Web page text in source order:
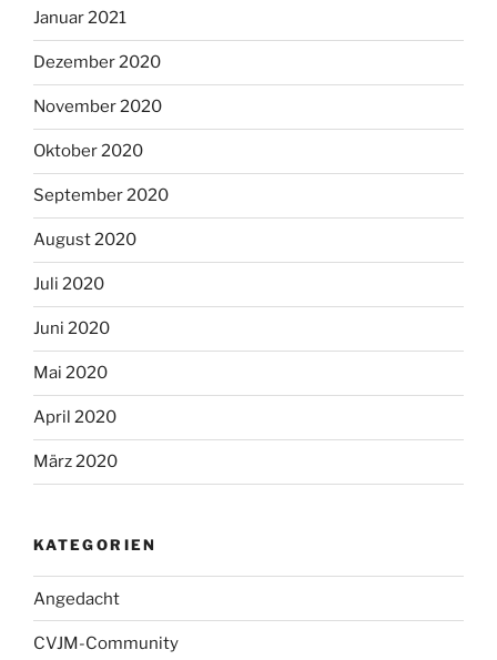
Januar 2021
Dezember 2020
November 2020
Oktober 2020
September 2020
August 2020
Juli 2020
Juni 2020
Mai 2020
April 2020
März 2020
KATEGORIEN
Angedacht
CVJM-Community